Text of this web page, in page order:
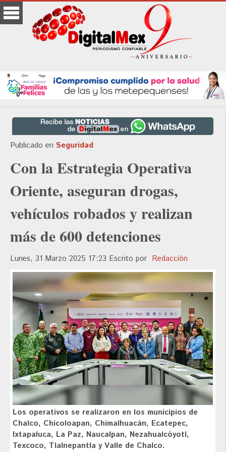
Publicado en Seguridad
Con la Estrategia Operativa
Oriente, aseguran drogas,
vehículos robados y realizan
más de 600 detenciones
Lunes, 31 Marzo 2025 17:23 Escrito por Redacción
Los operativos se realizaron en los municipios de
Chalco, Chicoloapan, Chimalhuacán, Ecatepec,
Ixtapaluca, La Paz, Naucalpan, Nezahualcóyotl,
Texcoco, Tlalnepantla y Valle de Chalco.